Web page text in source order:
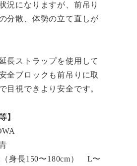
況になりますが、前吊り
分散、体勢の立て直しが
長ストラップを使用して
全ブロックも前吊りに取
目視できより安全です。
】
身長150〜180cm） L〜